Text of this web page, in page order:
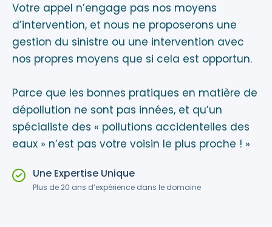
Votre appel n’engage pas nos moyens
d’intervention, et nous ne proposerons une
gestion du sinistre ou une intervention avec
nos propres moyens que si cela est opportun.
Parce que les bonnes pratiques en matière de
dépollution ne sont pas innées, et qu’un
spécialiste des « pollutions accidentelles des
eaux » n’est pas votre voisin le plus proche ! »
Une Expertise Unique
Plus de 20 ans d’expérience dans le domaine